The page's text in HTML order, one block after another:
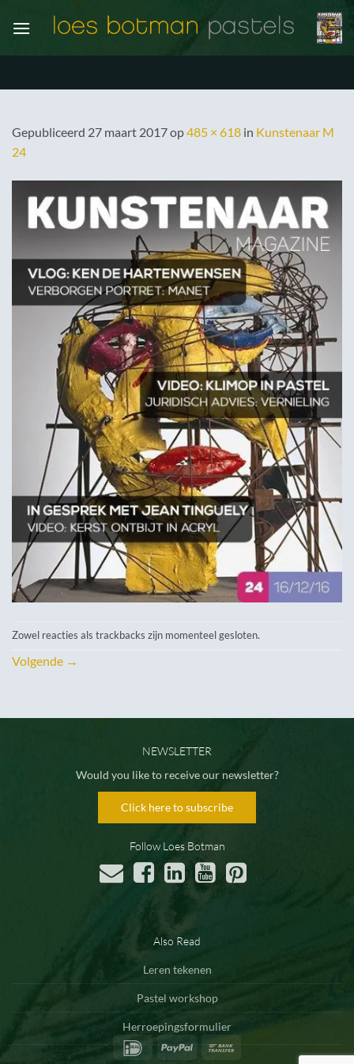
naar
Gepubliceerd 27 maart 2017op485 × 618 in Kunstenaar M
24
Zowel reacties als trackbacks zijn momenteel gesloten.
Volgende →
NEWSLETTER
Would you like to receive our newsletter?
Click here to subscribe
Follow Loes Botman
Also Read
Leren tekenen
Pastel workshop
Herroepingsformulier
IDeal
PayPal